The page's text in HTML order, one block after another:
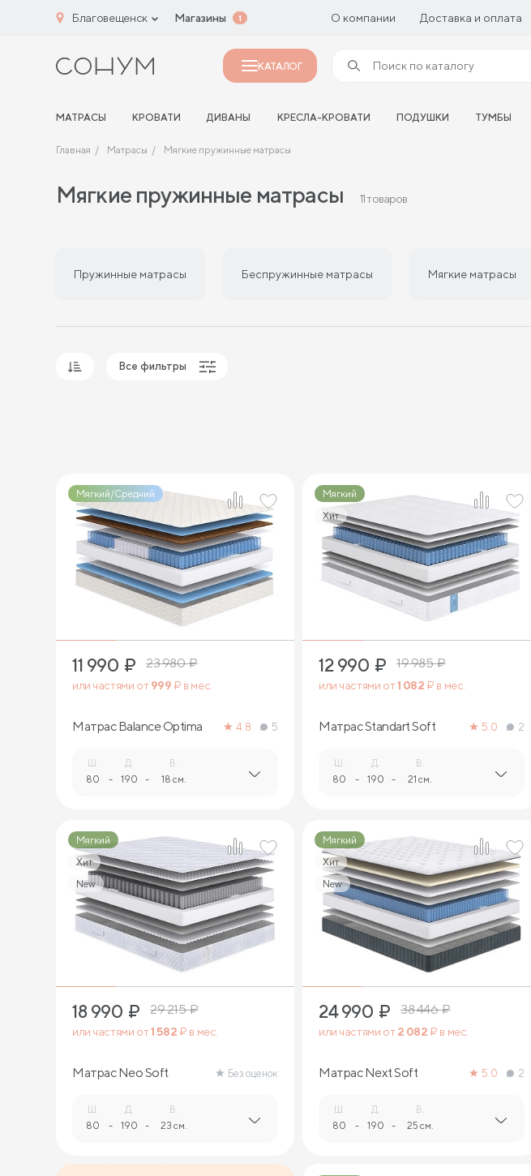
Благовещенск Магазины 1 О компании Доставка и оплата
КАТАЛОГ
МАТРАСЫ КРОВАТИ ДИВАНЫ КРЕСЛА-КРОВАТИ ПОДУШКИ ТУМБЫ
Главная Матрасы Мягкие пружинные матрасы
Мягкие пружинные матрасы 11 товаров
Пружинные матрасы Беспружинные матрасы Мягкие матрасы
Все фильтры
Мягкий/Средний
2
11 990 ₽ 23 980₽
или частями от999 ₽ в мес.
Матрас Balance Optima 4.8 5
Ш.
80 -
Д.
190 -
В.
18 см.
Мягкий
Хит
2
12 990 ₽ 19 985₽
или частями от1 082 ₽ в мес.
Матрас Standart Soft 5.0 2
Ш.
80 -
Д.
190 -
В.
21 см.
Мягкий
Хит
New
2
18 990 ₽ 29 215₽
или частями от1 582 ₽ в мес.
Матрас Neo Soft Без оценок
Ш.
80 -
Д.
190 -
В.
23 см.
Мягкий
Хит
New
2
24 990 ₽ 38 446₽
или частями от2 082 ₽ в мес.
Матрас Next Soft 5.0 2
Ш.
80 -
Д.
190 -
В.
25 см.